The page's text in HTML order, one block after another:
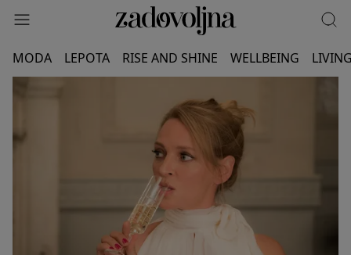
MODA LEPOTA RISE AND SHINE WELLBEING